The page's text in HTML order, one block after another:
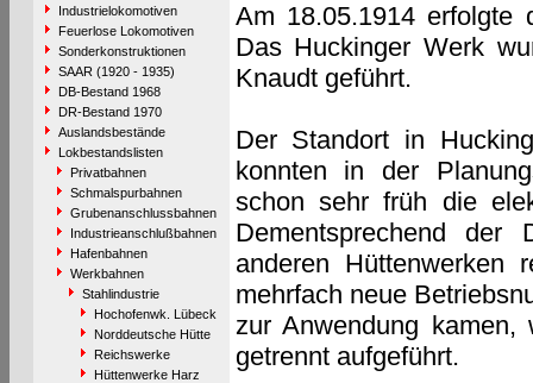
Industrielokomotiven
Feuerlose Lokomotiven
Sonderkonstruktionen
SAAR (1920 - 1935)
DB-Bestand 1968
DR-Bestand 1970
Auslandsbestände
Lokbestandslisten
Privatbahnen
Schmalspurbahnen
Grubenanschlussbahnen
Industrieanschlußbahnen
Hafenbahnen
Werkbahnen
Stahlindustrie
Hochofenwk. Lübeck
Norddeutsche Hütte
Reichswerke
Hüttenwerke Harz
Am 18.05.1914 erfolgte
Das Huckinger Werk
Knaudt geführt.
Der Standort in
konnten in der
schon sehr früh die
Dementsprechend der
anderen Hüttenwerken
mehrfach neue
zur Anwendung kamen,
getrennt aufgeführt.